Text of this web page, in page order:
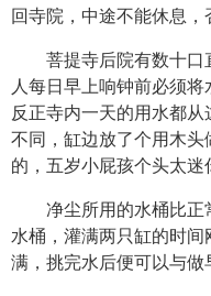
回寺院，中途不能休息，
菩提寺后院有数十口
人每日早上响钟前必须
反正寺内一天的用水都
不同，缸边放了个用木
的，五岁小屁孩个头太迷
净尘所用的水桶比正
水桶，灌满两只缸的时
满，挑完水后便可以与做